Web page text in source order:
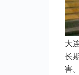
大
长
害